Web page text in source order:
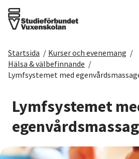
Det här gör vi
Sök kurser och
Om SV
Startsida / Kurser och evenemang /
Hälsa & välbefinnande /
Lymfsystemet med
Lymfsystemet